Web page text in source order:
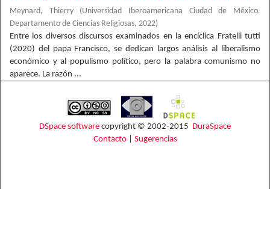
Meynard, Thierry (Universidad Iberoamericana Ciudad de México.
Departamento de Ciencias Religiosas, 2022)
Entre los diversos discursos examinados en la encíclica Fratelli tutti
(2020) del papa Francisco, se dedican largos análisis al liberalismo
económico y al populismo político, pero la palabra comunismo no
aparece. La razón ...
DSpace software copyright © 2002-2015 DuraSpace
Contacto| Sugerencias